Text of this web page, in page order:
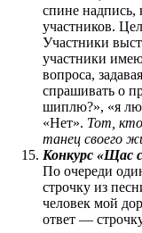
спине надпись,
участников.
Участники
участники
вопроса,
спрашивать о
шиплю?», «я
«Нет». Тот, кто
танец своего
Конкурс «Щас
По очереди
строчку из
человек мой
ответ —